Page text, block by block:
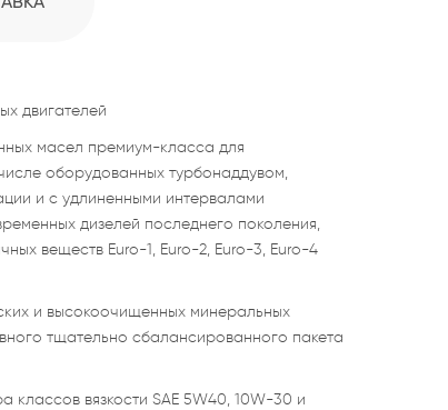
двигателей
масел премиум-класса для
оборудованных турбонаддувом,
и с удлиненными интервалами
дизелей последнего поколения,
веществ Euro-1, Euro-2, Euro-3, Euro-4
и высокоочищенных минеральных
тщательно сбалансированного пакета
классов вязкости SAE 5W40, 10W-30 и